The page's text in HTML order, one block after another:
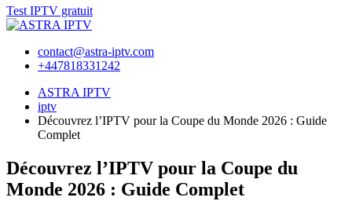
Test IPTV gratuit
contact@astra-iptv.com
+447818331242
ASTRA IPTV
iptv
Découvrez l’IPTV pour la Coupe du Monde 2026 : Guide
Complet
Découvrez l’IPTV pour la Coupe du
Monde 2026 : Guide Complet